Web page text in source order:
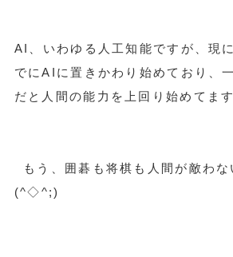
AI、いわゆる人工知能ですが、現
でにAIに置きかわり始めており、
だと人間の能力を上回り始めて
もう、囲碁も将棋も人間が敵わな
(^◇^;)